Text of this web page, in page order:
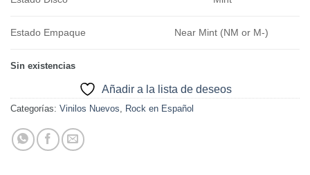
Estado Empaque Near Mint (NM or M-)
Sin existencias
Añadir a la lista de deseos
Categorías: Vinilos Nuevos, Rock en Español